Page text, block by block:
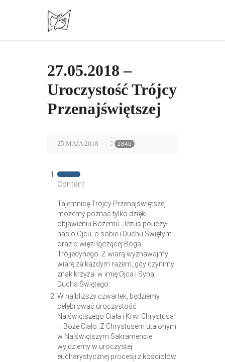
27.05.2018 –
Uroczystość Trójcy
Przenajświętszej
25 MAJA 2018 2840
Content
Tajemnicę Trójcy Przenajświętszej
możemy poznać tylko dzięki
objawieniu Bożemu. Jezus pouczył
nas o Ojcu, o sobie i Duchu Świętym
oraz o więzi łączącej Boga
Trójjedynego. Z wiarą wyznawajmy
wiarę za każdym razem, gdy czynimy
znak krzyża: w imię Ojca i Syna, i
Ducha Świętego.
W najbliższy czwartek, będziemy
celebrować uroczystość
Najświętszego Ciała i Krwi Chrystusa
– Boże Ciało. Z Chrystusem utajonym
w Najświętszym Sakramencie
wyjdziemy w uroczystej
eucharystycznej procesji z kościołów